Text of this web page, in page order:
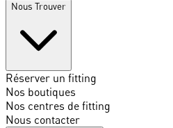
Nous Trouver
Réserver un fitting
Nos boutiques
Nos centres de fitting
Nous contacter